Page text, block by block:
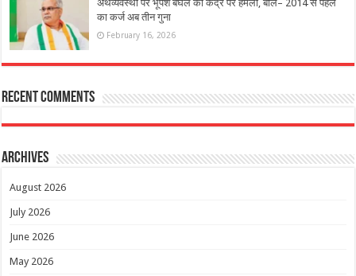
अर्थव्यवस्था पर भूपेश बघेल का केंद्र पर हमला, बोले– 2014 से पहले
का कर्ज अब तीन गुना
February 16, 2026
Recent Comments
Archives
August 2026
July 2026
June 2026
May 2026